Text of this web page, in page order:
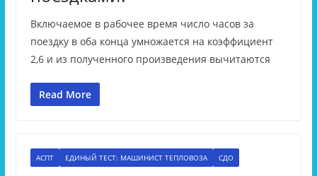
Включаемое в рабочее время число часов за
поездку в оба конца умножается на коэффициент
2,6 и из полученного произведения вычитаются
Read More
АСПТ ЕДИНЫЙ ТЕСТ: МАШИНИСТ ТЕПЛОВОЗА СДО